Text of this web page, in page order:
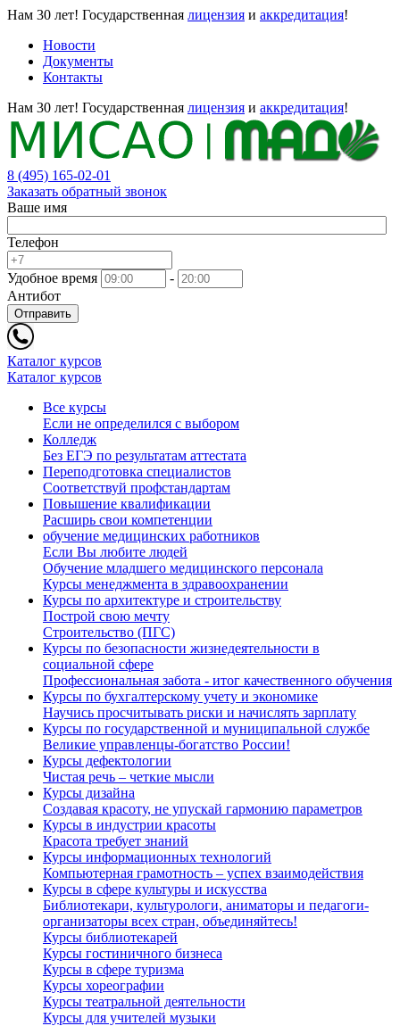
Нам 30 лет! Государственная лицензия и аккредитация!
Новости
Документы
Контакты
Нам 30 лет! Государственная лицензия и аккредитация!
8 (495) 165-02-01
Заказать обратный звонок
Ваше имя
Телефон
Удобное время
-
Антибот
Отправить
Каталог курсов
Каталог курсов
Все курсы
Если не определился с выбором
Колледж
Без ЕГЭ по результатам аттестата
Переподготовка специалистов
Соответствуй профстандартам
Повышение квалификации
Расширь свои компетенции
обучение медицинских работников
Если Вы любите людей
Обучение младшего медицинского персонала
Курсы менеджмента в здравоохранении
Курсы по архитектуре и строительству
Построй свою мечту
Строительство (ПГС)
Курсы по безопасности жизнедеятельности в
социальной сфере
Профессиональная забота - итог качественного обучения
Курсы по бухгалтерскому учету и экономике
Научись просчитывать риски и начислять зарплату
Курсы по государственной и муниципальной службе
Великие управленцы-богатство России!
Курсы дефектологии
Чистая речь – четкие мысли
Курсы дизайна
Создавая красоту, не упускай гармонию параметров
Курсы в индустрии красоты
Красота требует знаний
Курсы информационных технологий
Компьютерная грамотность – успех взаимодействия
Курсы в сфере культуры и искусства
Библиотекари, культурологи, аниматоры и педагоги-
организаторы всех стран, объединяйтесь!
Курсы библиотекарей
Курсы гостиничного бизнеса
Курсы в сфере туризма
Курсы хореографии
Курсы театральной деятельности
Курсы для учителей музыки